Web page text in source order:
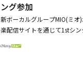
楽しみながらファンと共に
ャリティー公演で、僕達の音
チャリティーに参加できて何
コラボも見どころのひとつ」
は2007年1stアルバム「The
bye my love」「泣きたくて
気を得た。
ング参加
新ボーカルグループMIO(ミオ
楽配信サイトを通じて1stシ
ャリングに参加した。「家